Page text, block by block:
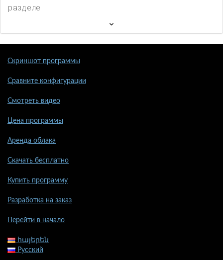
разделе
Скриншот программы
Сравните конфигурации
Смотреть видео
Цена программы
Аренда облака
Скачать бесплатно
Купить программу
Разработка на заказ
Перейти в начало
հայերեն
Русский